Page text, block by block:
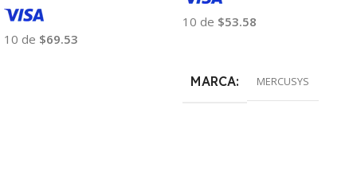
10 de $69.53
10 de $53.58
MARCA MERCUSYS